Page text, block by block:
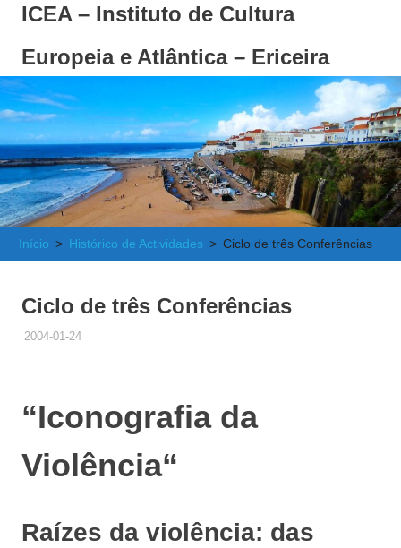
ICEA – Instituto de Cultura
Europeia e Atlântica – Ericeira
Instituto
de
Cultura
Europeia
e
Atlântica
Início Histórico de Actividades Ciclo de três Conferências
Ciclo de três Conferências
2004-01-24ADMINISTRADOR
HISTÓRICO DE ACTIVIDADES
“Iconografia da
Violência“
Raízes da violência: das